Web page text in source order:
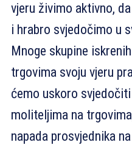
vjeru živimo aktivno,
i hrabro svjedočimo u
Mnoge skupine
trgovima svoju vjeru
ćemo uskoro
moliteljima na
napada prosvjednika